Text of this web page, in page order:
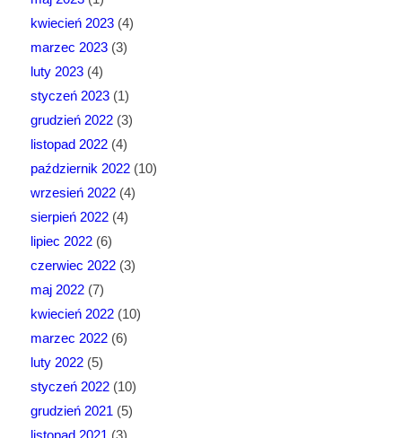
kwiecień 2023(4)
marzec 2023(3)
luty 2023(4)
styczeń 2023(1)
grudzień 2022(3)
listopad 2022(4)
październik 2022(10)
wrzesień 2022(4)
sierpień 2022(4)
lipiec 2022(6)
czerwiec 2022(3)
maj 2022(7)
kwiecień 2022(10)
marzec 2022(6)
luty 2022(5)
styczeń 2022(10)
grudzień 2021 (5)
listopad 2021 (3)